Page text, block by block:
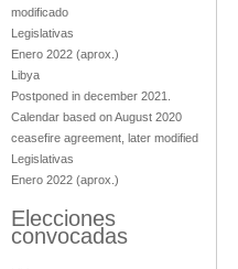
modificado
Legislativas
Enero 2022 (aprox.)
Libya
Postponed in december 2021.
Calendar based on August 2020
ceasefire agreement, later modified
Legislativas
Enero 2022 (aprox.)
Elecciones
convocadas